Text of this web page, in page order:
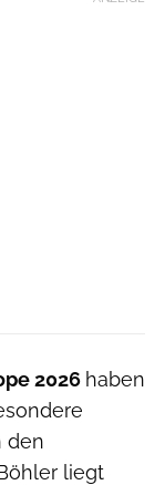
2026 haben
den
liegt